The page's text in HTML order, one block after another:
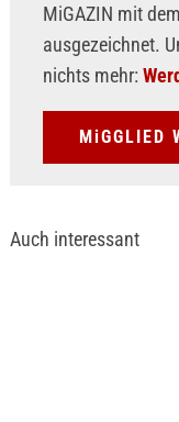
MiGAZIN mit dem
ausgezeichnet.
nichts mehr:
MiGGLIED
Auch interessant